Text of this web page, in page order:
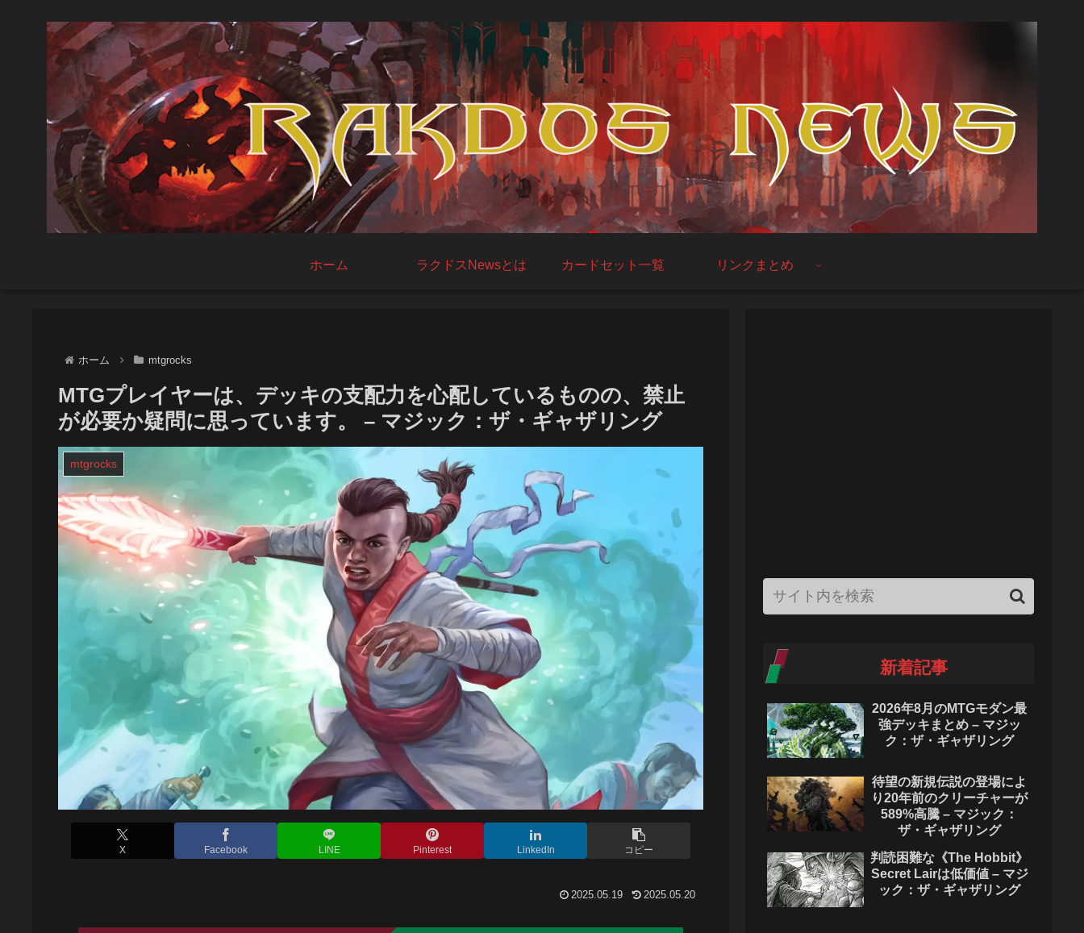
ホーム ラクドスNewsとは カードセット一覧 リンクまとめ
ホーム mtgrocks
MTGプレイヤーは、デッキの支配力を心配しているものの、禁止
が必要か疑問に思っています。 – マジック：ザ・ギャザリング
mtgrocks
X Facebook LINE Pinterest LinkedIn コピー
2025.05.19 2025.05.20
新着記事
2026年8月のMTGモダン最
強デッキまとめ – マジッ
ク：ザ・ギャザリング
待望の新規伝説の登場によ
り20年前のクリーチャーが
589%高騰 – マジック：
ザ・ギャザリング
判読困難な《The Hobbit》
Secret Lairは低価値 – マジ
ック：ザ・ギャザリング